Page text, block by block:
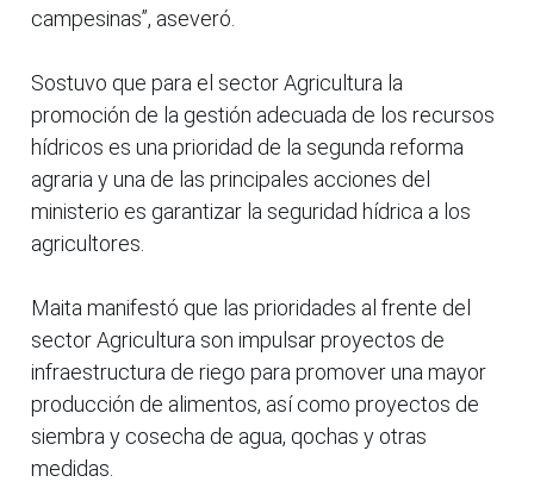
campesinas”, aseveró.
Sostuvo que para el sector Agricultura la
promoción de la gestión adecuada de los recursos
hídricos es una prioridad de la segunda reforma
agraria y una de las principales acciones del
ministerio es garantizar la seguridad hídrica a los
agricultores.
Maita manifestó que las prioridades al frente del
sector Agricultura son impulsar proyectos de
infraestructura de riego para promover una mayor
producción de alimentos, así como proyectos de
siembra y cosecha de agua, qochas y otras
medidas.